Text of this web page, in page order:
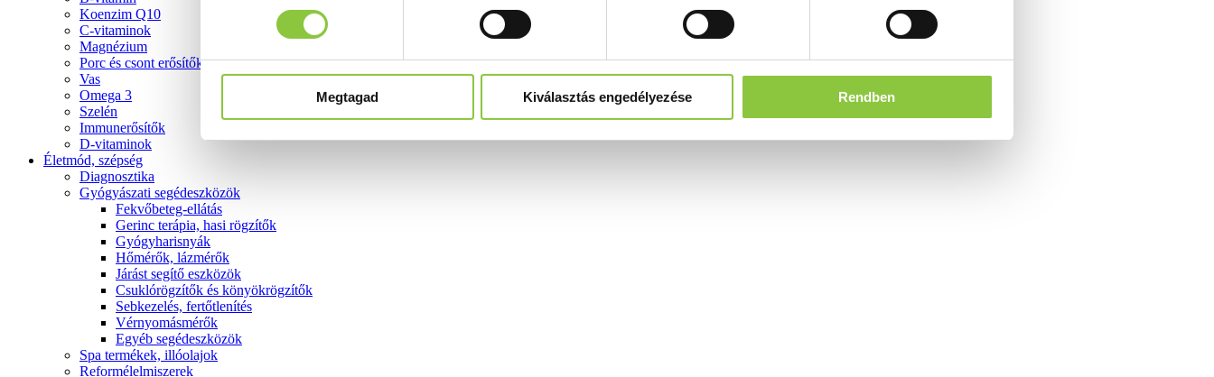
Megtagad Kiválasztás engedélyezése Rendben
Koenzim Q10
C-vitaminok
Magnézium
Porc és csont erősítők
Vas
Omega 3
Szelén
Immunerősítők
D-vitaminok
Életmód, szépség
Diagnosztika
Gyógyászati segédeszközök
Fekvőbeteg-ellátás
Gerinc terápia, hasi rögzítők
Gyógyharisnyák
Hőmérők, lázmérők
Járást segítő eszközök
Csuklórögzítők és könyökrögzítők
Sebkezelés, fertőtlenítés
Vérnyomásmérők
Egyéb segédeszközök
Spa termékek, illóolajok
Reformélelmiszerek